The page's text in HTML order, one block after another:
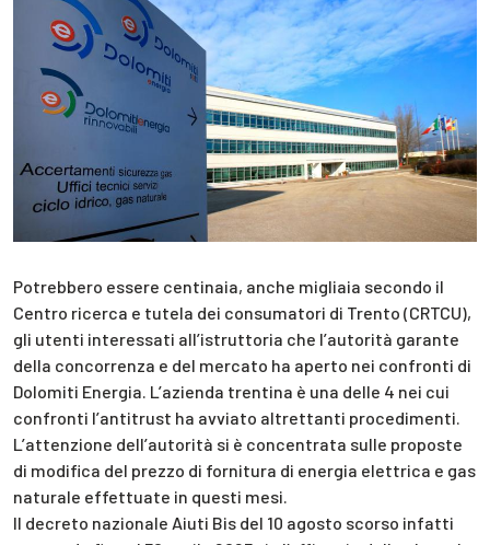
Potrebbero essere centinaia, anche migliaia secondo il
Centro ricerca e tutela dei consumatori di Trento (CRTCU),
gli utenti interessati all’istruttoria che l’autorità garante
della concorrenza e del mercato ha aperto nei confronti di
Dolomiti Energia. L’azienda trentina è una delle 4 nei cui
confronti l’antitrust ha avviato altrettanti procedimenti.
L’attenzione dell’autorità si è concentrata sulle proposte
di modifica del prezzo di fornitura di energia elettrica e gas
naturale effettuate in questi mesi.
Il decreto nazionale Aiuti Bis del 10 agosto scorso infatti